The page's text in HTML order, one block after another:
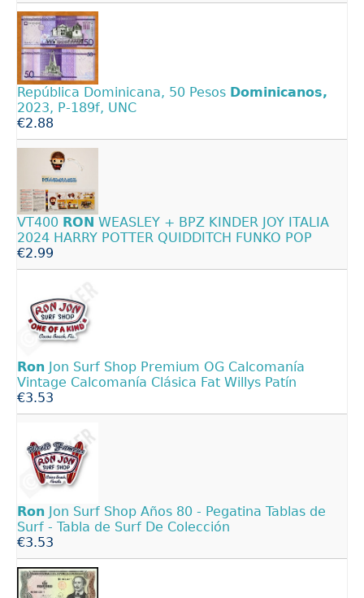
República Dominicana, 50 Pesos Dominicanos,
2023, P-189f, UNC
€2.88
VT400 RON WEASLEY + BPZ KINDER JOY ITALIA
2024 HARRY POTTER QUIDDITCH FUNKO POP
€2.99
Ron Jon Surf Shop Premium OG Calcomanía
Vintage Calcomanía Clásica Fat Willys Patín
€3.53
Ron Jon Surf Shop Años 80 - Pegatina Tablas de
Surf - Tabla de Surf De Colección
€3.53